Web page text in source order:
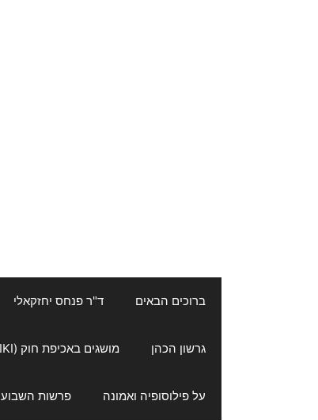
ברוכים הבאים ד"ר פנחס יחזקאלי
גרשון הכהן מושגים באכיפת חוק (WIKI)
על פילוסופיה ואמונה פרשות השבוע